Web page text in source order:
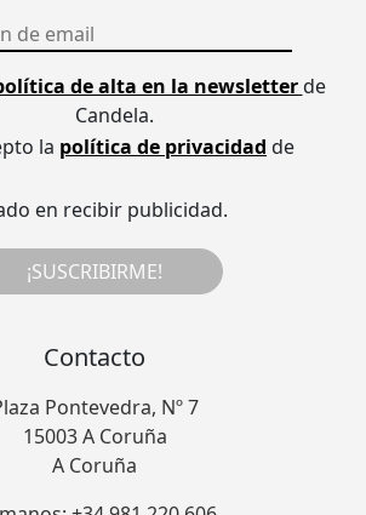
de alta en la newsletterde
Candela.
la política de privacidad de
en recibir publicidad.
¡SUSCRIBIRME!
Contacto
Pontevedra, Nº 7
15003 A Coruña
A Coruña